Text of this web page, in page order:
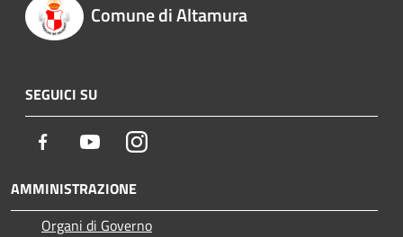
Comune di Altamura
SEGUICI SU
Facebook YoutubeInstagram
AMMINISTRAZIONE
Organi di Governo